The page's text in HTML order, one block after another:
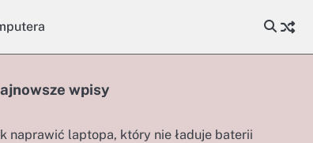
wpisy
naprawić laptopa, który nie ładuje baterii